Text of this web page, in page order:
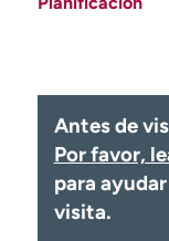
Ready. Set. CO.
Contáctenos
Antes de
Por favor,
para
visita.